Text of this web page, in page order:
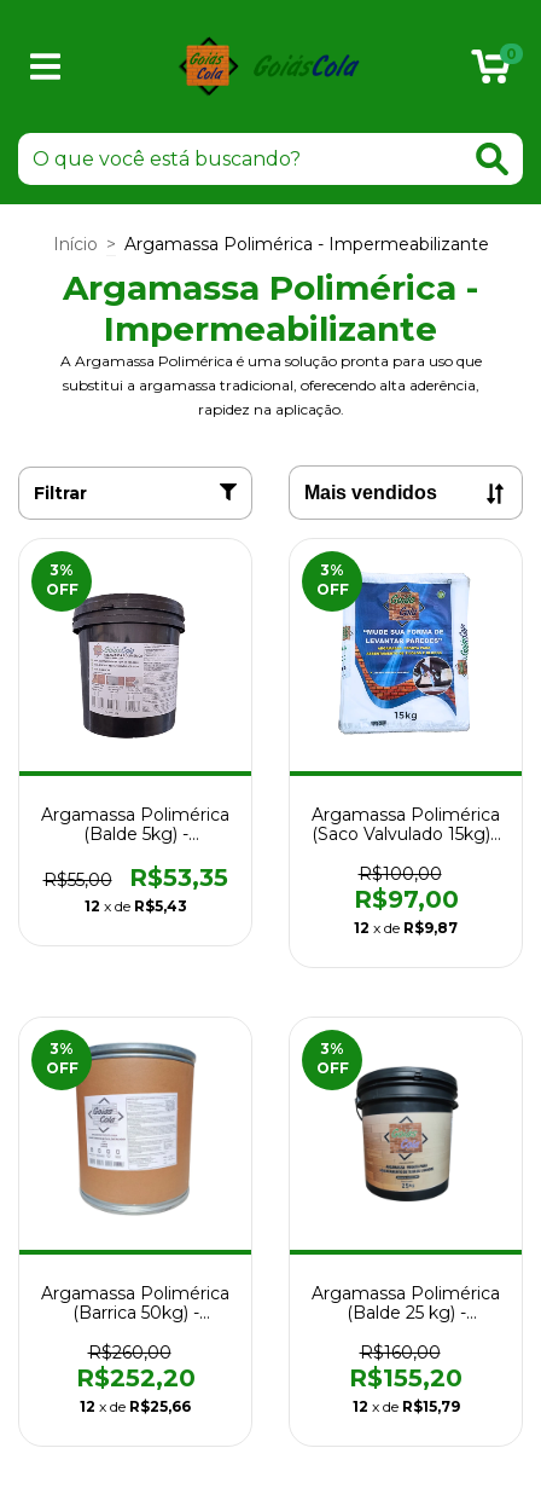
0
Início > Argamassa Polimérica - Impermeabilizante
Argamassa Polimérica -
Impermeabilizante
A Argamassa Polimérica é uma solução pronta para uso que
substitui a argamassa tradicional, oferecendo alta aderência,
rapidez na aplicação.
Filtrar
3%
OFF
Argamassa Polimérica
(Balde 5kg) -
R$55,00
R$53,35
12 x de R$5,43
3%
OFF
Argamassa Polimérica
(Saco Valvulado 15kg) -
R$100,00
R$97,00
12 x de R$9,87
3%
OFF
Argamassa Polimérica
(Barrica 50kg) -
R$260,00
R$252,20
12 x de R$25,66
3%
OFF
Argamassa Polimérica
(Balde 25 kg) -
R$160,00
R$155,20
12 x de R$15,79